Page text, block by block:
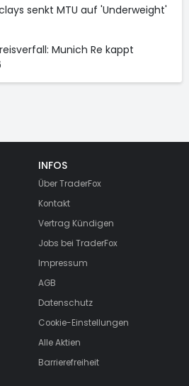
senkt MTU auf 'Underweight'
Munich Re kappt
INFOS
Über TraderFox
Kontakt
Vertrag Kündigen
Jobs bei TraderFox
Impressum
AGB
Datenschutz
Cookie-Einstellungen
Alle Aktien
Barrierefreiheit